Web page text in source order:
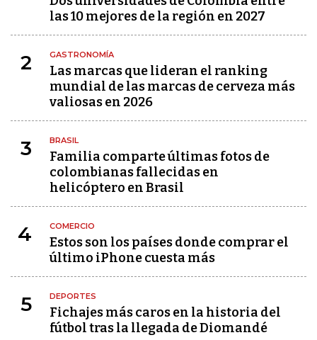
las 10 mejores de la región en 2027
2 GASTRONOMÍA
Las marcas que lideran el ranking
mundial de las marcas de cerveza más
valiosas en 2026
3 BRASIL
Familia comparte últimas fotos de
colombianas fallecidas en
helicóptero en Brasil
4 COMERCIO
Estos son los países donde comprar el
último iPhone cuesta más
5 DEPORTES
Fichajes más caros en la historia del
fútbol tras la llegada de Diomandé